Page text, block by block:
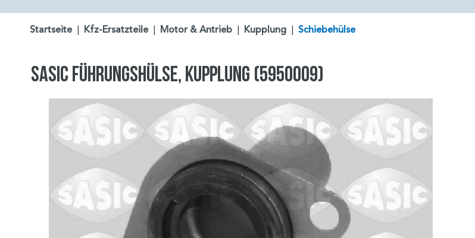
Startseite Kfz-Ersatzteile Motor & Antrieb Kupplung Schiebehülse
SASIC Führungshülse, Kupplung (5950009)